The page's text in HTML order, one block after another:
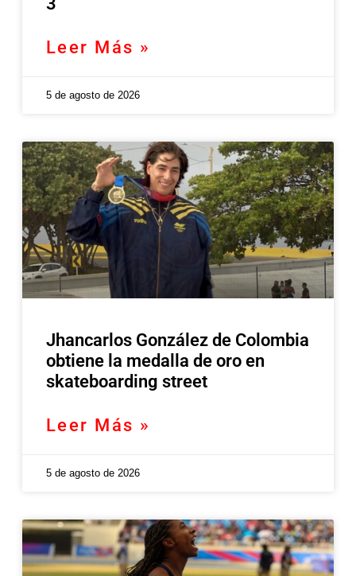
Leer Más »
5 de agosto de 2026
Jhancarlos González de Colombia
obtiene la medalla de oro en
skateboarding street
Leer Más »
5 de agosto de 2026